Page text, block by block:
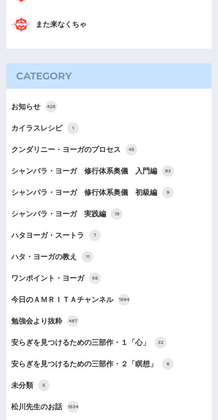
また来なくちゃ
CATEGORY
お知らせ 425
カイラスレシピ 1
クンダリニー・ヨーガのプロセス 45
シャンバラ・ヨーガ 修行体系奥儀 入門編 83
シャンバラ・ヨーガ 修行体系奥儀 初級編 9
シャンバラ・ヨーガ 実践編 19
ハタヨーガ・スートラ 7
ハタ・ヨーガの教え 11
ワンポイント・ヨーガ 56
今日のＡＭＲＩＴＡチャンネル 1564
勉強会より抜粋 487
安らぎを見つけるための三部作・１「心」 32
安らぎを見つけるための三部作・２「瞑想」 6
未分類 5
松川先生のお話 1534